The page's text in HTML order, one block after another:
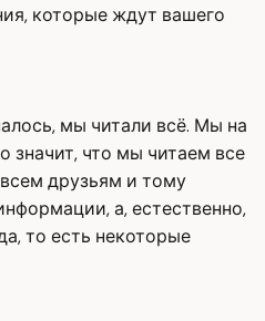
которые ждут вашего
мы читали всё. Мы на
значит, что мы читаем все
друзьям и тому
а, естественно,
то есть некоторые